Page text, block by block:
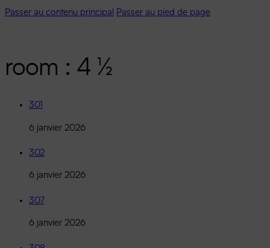
Passer au contenu principal Passer au pied de page
room : 4 ½
301
6 janvier 2026
302
6 janvier 2026
307
6 janvier 2026